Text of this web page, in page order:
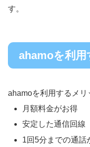
す。
ahamoを利用
ahamoを利用するメリ
月額料金がお得
安定した通信回線
1回5分までの通話